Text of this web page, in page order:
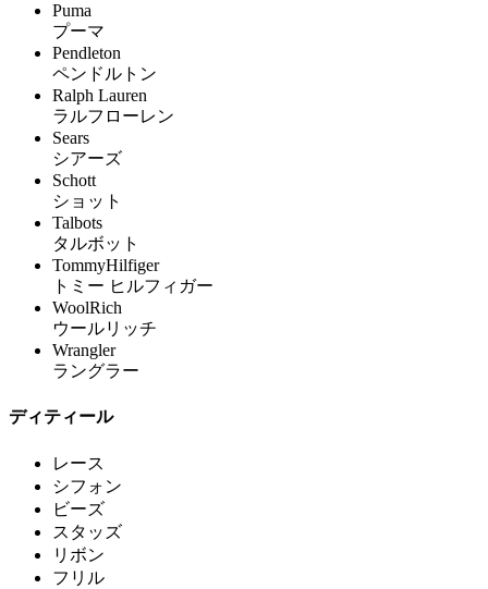
Puma
プーマ
Pendleton
ペンドルトン
Ralph Lauren
ラルフローレン
Sears
シアーズ
Schott
ショット
Talbots
タルボット
TommyHilfiger
トミー ヒルフィガー
WoolRich
ウールリッチ
Wrangler
ラングラー
ディティール
レース
シフォン
ビーズ
スタッズ
リボン
フリル